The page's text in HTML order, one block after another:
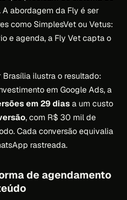
abordagem da Fly é ser
como SimplesVet ou Vetus:
e agenda, a Fly Vet capta o
ilustra o resultado:
em Google Ads, a
em 29 diasa um custo
, com R$ 30 mil de
Cada conversão equivalia
rastreada.
de agendamento